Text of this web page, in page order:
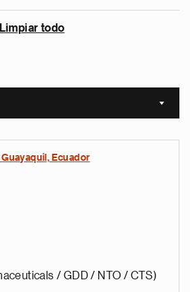
Limpiar todo
Sort
Ecuador
/ GDD / NTO / CTS)